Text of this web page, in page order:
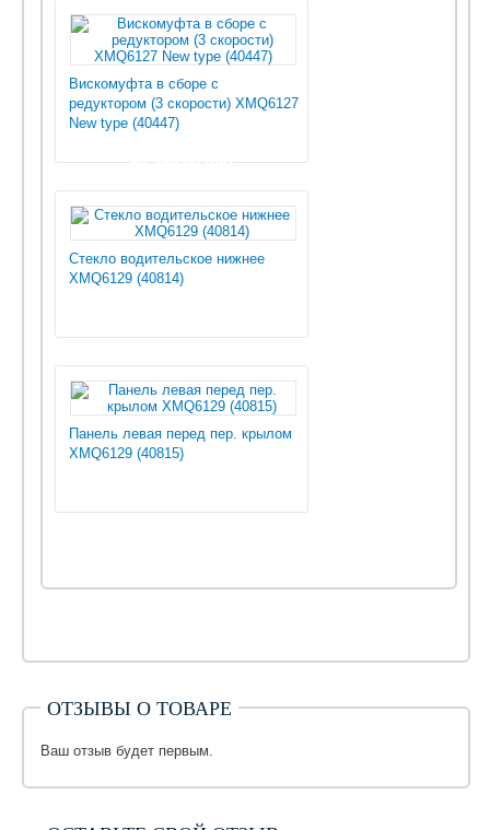
Вискомуфта в сборе с
редуктором (3 скорости) XMQ6127
New type (40447)
50 250.00 руб
Стекло водительское нижнее
XMQ6129 (40814)
Панель левая перед пер. крылом
XMQ6129 (40815)
ОТЗЫВЫ О ТОВАРЕ
Ваш отзыв будет первым.